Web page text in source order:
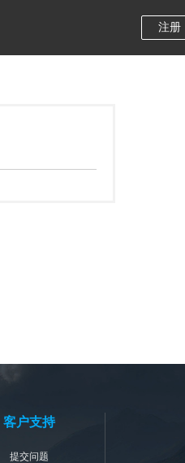
注册
客户支持
提交问题